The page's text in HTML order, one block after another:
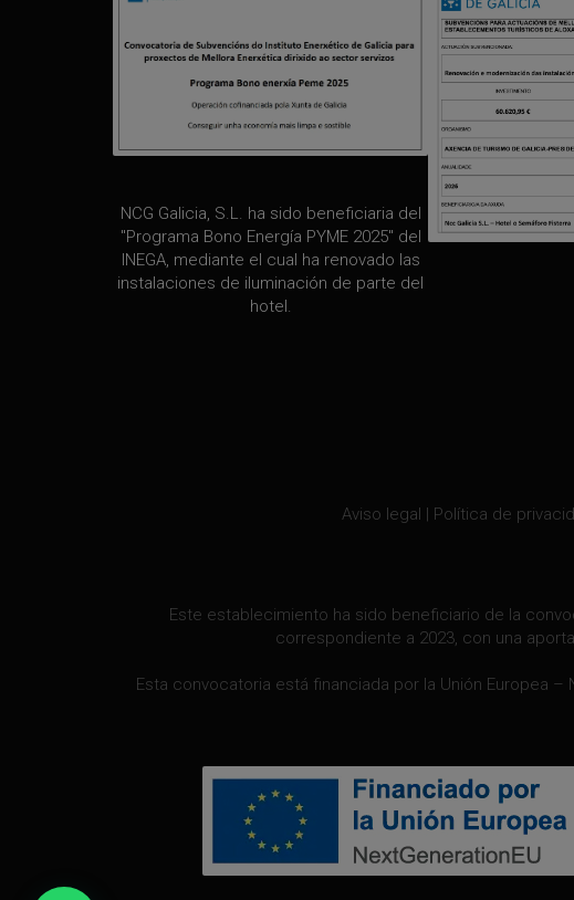
NCG Galicia, S.L. ha sido beneficiaria del
"Programa Bono Energía PYME 2025" del
INEGA, mediante el cual ha renovado las
instalaciones de iluminación de parte del
hotel.
Aviso legal | Política de
Este establecimiento ha sido beneficiario de la
correspondiente a 2023, con una
Esta convocatoria está financiada por la Unión Europea –